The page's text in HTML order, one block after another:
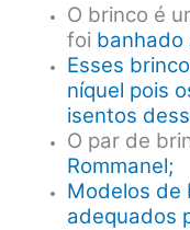
O brinco é
foi banhado
Esses
níquel pois
isentos
O par de
Rommanel;
Modelos de
adequados